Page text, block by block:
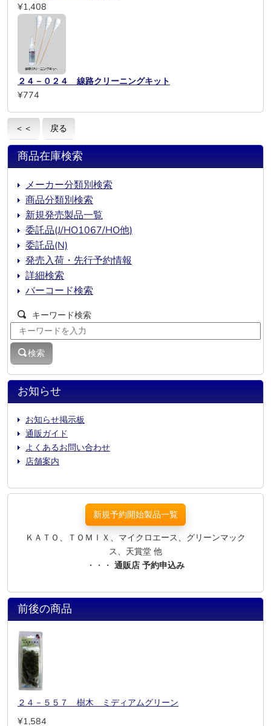
¥1,408
２４－０２４ 線路クリーニングキット
¥774
＜＜ 戻る
お知らせ
お知らせ掲示板
通販ガイド
よくあるお問い合わせ
店舗案内
商品在庫検索
メーカー分類別検索
商品分類別検索
新規発売製品一覧
委託品(J/HO1067/HO他)
委託品(N)
発売入荷・先行予約情報
詳細検索
バーコード検索
キーワード検索
検索
新規予約開始製品一覧
ＫＡＴＯ、ＴＯＭＩＸ、マイクロエース、グリーンマック
ス、天賞堂 他
・・・ 通販店 予約申込み
前後の商品
２４－５５７ 樹木 ミディアムグリーン
¥1,584